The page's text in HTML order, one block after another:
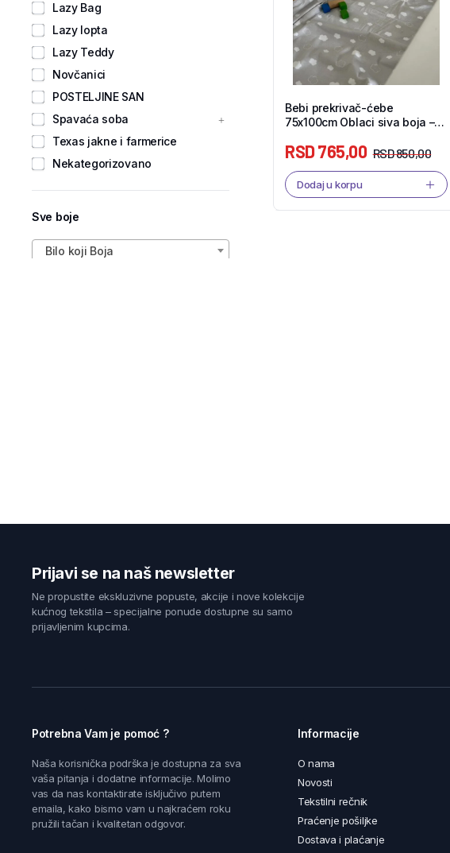
Bebi prekrivač-ćebe
75x100cm Oblaci siva boja –
RSD850,00
RSD765,00
Dodaj u korpu
Lazy Bag
Lazy lopta
Lazy Teddy
Novčanici
POSTELJINE SAN
Spavaća soba
Texas jakne i farmerice
Nekategorizovano
Sve boje
Bilo koji Boja
Prijavi se na naš newsletter
Ne propustite ekskluzivne popuste, akcije i nove kolekcije
kućnog tekstila – specijalne ponude dostupne su samo
prijavljenim kupcima.
Potrebna Vam je pomoć ?
Naša korisnička podrška je dostupna za sva
vaša pitanja i dodatne informacije. Molimo
vas da nas kontaktirate isključivo putem
emaila, kako bismo vam u najkraćem roku
pružili tačan i kvalitetan odgovor.
Informacije
O nama
Novosti
Tekstilni rečnik
Praćenje pošiljke
Dostava i plaćanje